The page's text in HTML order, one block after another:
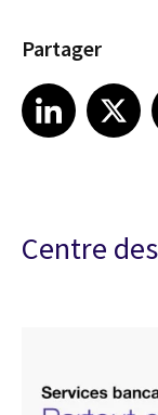
Partager
Share article on LinkedIn
LinkedIn
Share article on X
Centre